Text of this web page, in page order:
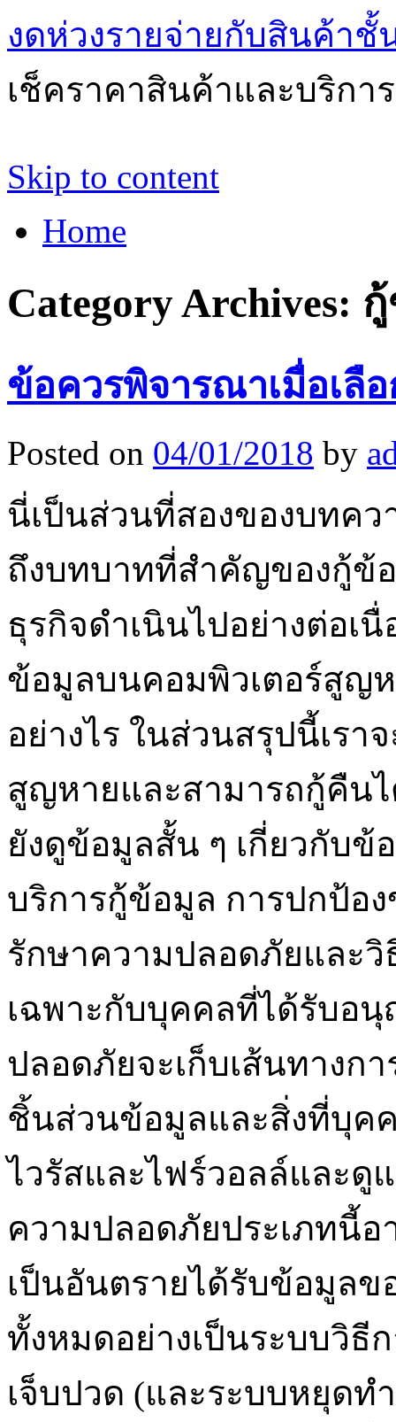
งดห่วงรายจ่ายกับสินค้า
เช็คราคาสินค้าและบริกา
Skip to content
Home
Category Archives:
ข้อควรพิจารณาเมื่อเลื
Posted on 04/01/2018 by
นี่เป็นส่วนที่สองของบทคว
ถึงบทบาทที่สำคัญของกู้ข้
ธุรกิจดำเนินไปอย่างต่อเ
ข้อมูลบนคอมพิวเตอร์สูญ
อย่างไร ในส่วนสรุปนี้เรา
สูญหายและสามารถกู้คืน
ยังดูข้อมูลสั้น ๆ เกี่ยวกับข้
บริการกู้ข้อมูล การปกป้อ
รักษาความปลอดภัยและวิ
เฉพาะกับบุคคลที่ได้รับอ
ปลอดภัยจะเก็บเส้นทางก
ชิ้นส่วนข้อมูลและสิ่งที่บุค
ไวรัสและไฟร์วอลล์และดู
ความปลอดภัยประเภทนี้
เป็นอันตรายได้รับข้อมูล
ทั้งหมดอย่างเป็นระบบวิธี
เจ็บปวด (และระบบหยุดท